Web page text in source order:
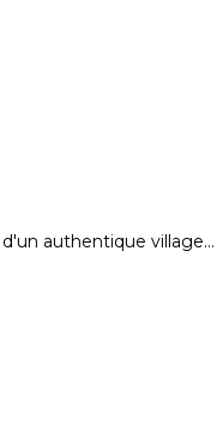
authentique village…